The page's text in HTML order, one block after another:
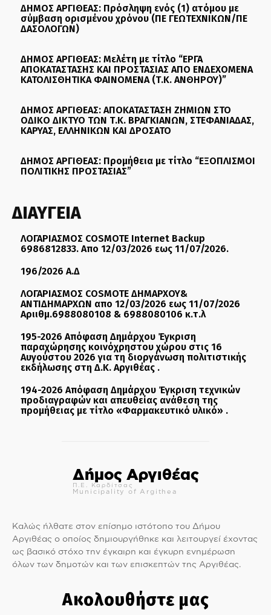
ΔΗΜΟΣ ΑΡΓΙΘΕΑΣ: Πρόσληψη ενός (1) ατόμου με
σύμβαση ορισμένου χρόνου (ΠΕ ΓΕΩΤΕΧΝΙΚΩΝ/ΠΕ
ΔΑΣΟΛΟΓΩΝ)
ΔΗΜΟΣ ΑΡΓΙΘΕΑΣ: Μελέτη με τίτλο “ΕΡΓΑ
ΑΠΟΚΑΤΑΣΤΑΣΗΣ ΚΑΙ ΠΡΟΣΤΑΣΙΑΣ ΑΠΟ ΕΝΔΕΧΟΜΕΝΑ
ΚΑΤΟΛΙΣΘΗΤΙΚΑ ΦΑΙΝΟΜΕΝΑ (Τ.Κ. ΑΝΘΗΡΟΥ)”
ΔΗΜΟΣ ΑΡΓΙΘΕΑΣ: ΑΠΟΚΑΤΑΣΤΑΣΗ ΖΗΜΙΩΝ ΣΤΟ
ΟΔΙΚΟ ΔΙΚΤΥΟ ΤΩΝ Τ.Κ. ΒΡΑΓΚΙΑΝΩΝ, ΣΤΕΦΑΝΙΑΔΑΣ,
ΚΑΡΥΑΣ, ΕΛΛΗΝΙΚΩΝ ΚΑΙ ΔΡΟΣΑΤΟ
ΔΗΜΟΣ ΑΡΓΙΘΕΑΣ: Προμήθεια με τίτλο “ΕΞΟΠΛΙΣΜΟΙ
ΠΟΛΙΤΙΚΗΣ ΠΡΟΣΤΑΣΙΑΣ”
ΔΙΑΥΓΕΙΑ
ΛΟΓΑΡΙΑΣΜΟΣ COSMOTE Internet Backup
6986812833. Απο 12/03/2026 εως 11/07/2026.
196/2026 Α.Δ
ΛΟΓΑΡΙΑΣΜΟΣ COSMOTE ΔΗΜΑΡΧΟΥ&
ΑΝΤΙΔΗΜΑΡΧΩΝ απο 12/03/2026 εως 11/07/2026
Αριιθμ.6988080108 & 6988080106 κ.τ.λ
195-2026 Απόφαση Δημάρχου Έγκριση
παραχώρησης κοινόχρηστου χώρου στις 16
Αυγούστου 2026 για τη διοργάνωση πολιτιστικής
εκδήλωσης στη Δ.Κ. Αργιθέας .
194-2026 Απόφαση Δημάρχου Έγκριση τεχνικών
προδιαγραφών και απευθείας ανάθεση της
προμήθειας με τίτλο «Φαρμακευτικό υλικό» .
Δήμος Αργιθέας
Π.Ε. Καρδίτσας
Municipality of Argithea
Καλώς ήλθατε στον επίσημο ιστότοπο του Δήμου
Αργιθέας ο οποίος δημιουργήθηκε και λειτουργεί έχοντας
ως βασικό στόχο την έγκαιρη και έγκυρη ενημέρωση
όλων των δημοτών και των επισκεπτών της Αργιθέας.
Ακολουθήστε μας